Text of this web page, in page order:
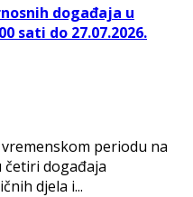
događaja u
sati do 27.07.2026.
periodu na
događaja
djela i...